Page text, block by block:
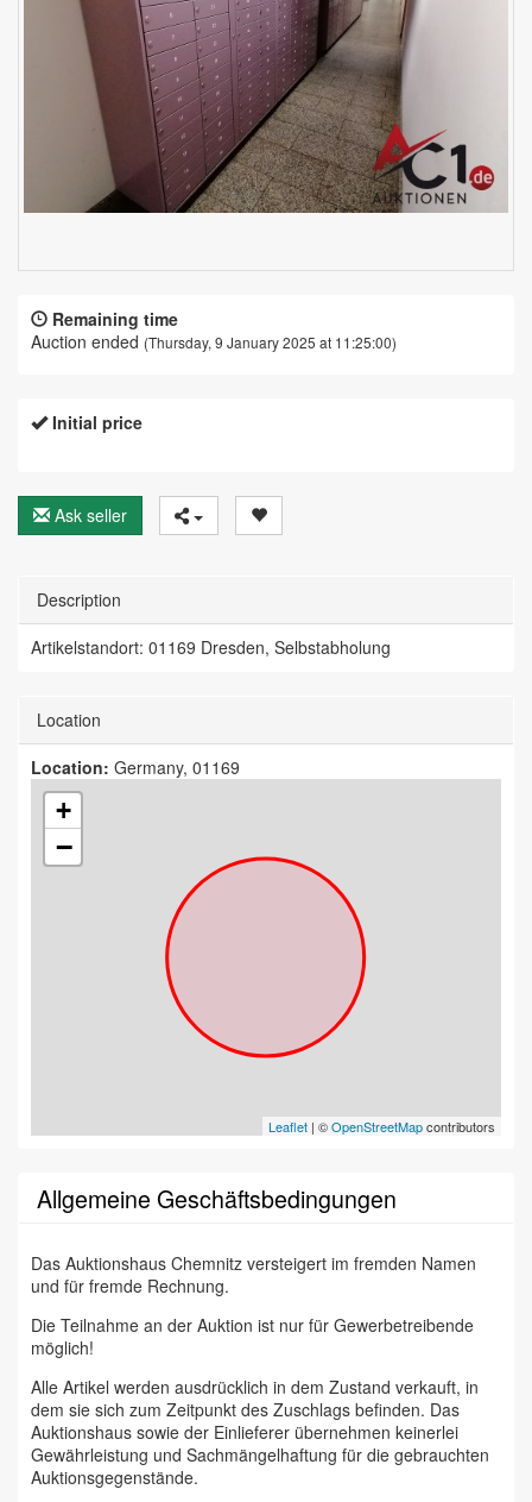
Remaining time
Auction ended (Thursday, 9 January 2025 at 11:25:00)
Initial price
Ask seller
Description
Artikelstandort: 01169 Dresden, Selbstabholung
Location
Location: Germany, 01169
+
−
Leaflet | ©OpenStreetMapcontributors
Allgemeine Geschäftsbedingungen
Das Auktionshaus Chemnitz versteigert im fremden Namen
und für fremde Rechnung.
Die Teilnahme an der Auktion ist nur für Gewerbetreibende
möglich!
Alle Artikel werden ausdrücklich in dem Zustand verkauft, in
dem sie sich zum Zeitpunkt des Zuschlags befinden. Das
Auktionshaus sowie der Einlieferer übernehmen keinerlei
Gewährleistung und Sachmängelhaftung für die gebrauchten
Auktionsgegenstände.